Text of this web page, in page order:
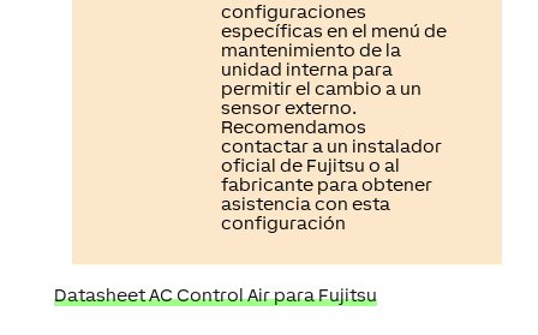
configuraciones
específicas en el menú de
mantenimiento de la
unidad interna para
permitir el cambio a un
sensor externo.
Recomendamos
contactar a un instalador
oficial de Fujitsu o al
fabricante para obtener
asistencia con esta
configuración
Datasheet AC Control Air para Fujitsu